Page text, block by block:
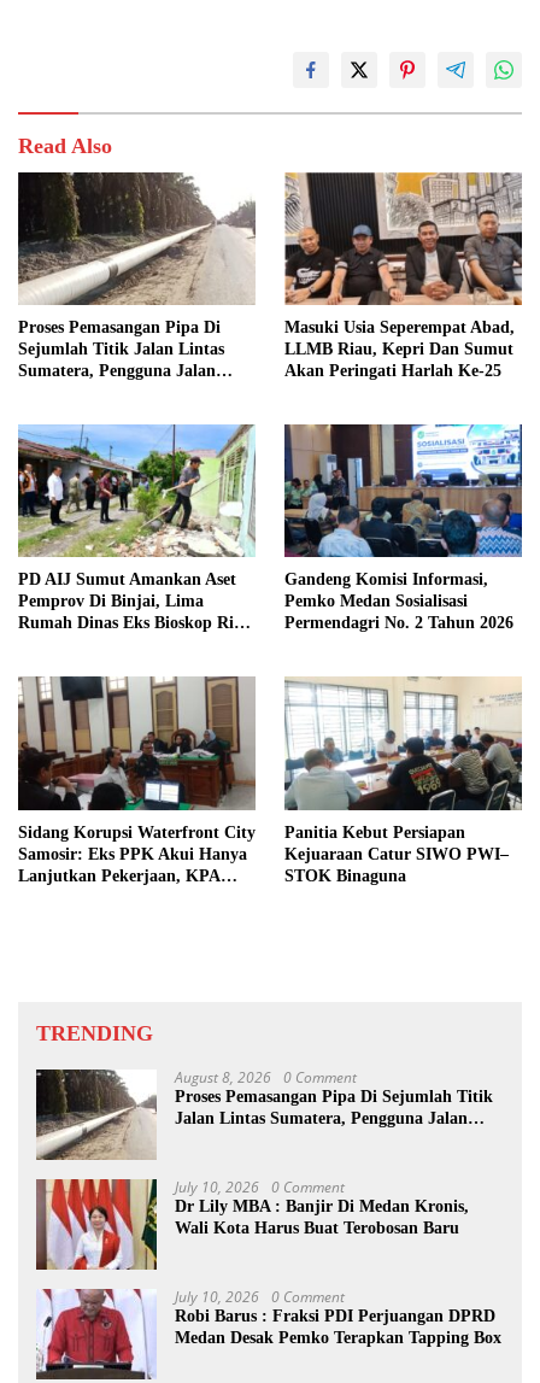
Read Also
Proses Pemasangan Pipa Di
Sejumlah Titik Jalan Lintas
Sumatera, Pengguna Jalan
Masuki Usia Seperempat Abad,
LLMB Riau, Kepri Dan Sumut
Akan Peringati Harlah Ke-25
PD AIJ Sumut Amankan Aset
Pemprov Di Binjai, Lima
Rumah Dinas Eks Bioskop Ria
Gandeng Komisi Informasi,
Pemko Medan Sosialisasi
Permendagri No. 2 Tahun 2026
Sidang Korupsi Waterfront City
Samosir: Eks PPK Akui Hanya
Lanjutkan Pekerjaan, KPA
Panitia Kebut Persiapan
Kejuaraan Catur SIWO PWI–
STOK Binaguna
TRENDING
August 8, 2026 0 Comment
Proses Pemasangan Pipa Di Sejumlah Titik
Jalan Lintas Sumatera, Pengguna Jalan
July 10, 2026 0 Comment
Dr Lily MBA : Banjir Di Medan Kronis,
Wali Kota Harus Buat Terobosan Baru
July 10, 2026 0 Comment
Robi Barus : Fraksi PDI Perjuangan DPRD
Medan Desak Pemko Terapkan Tapping Box